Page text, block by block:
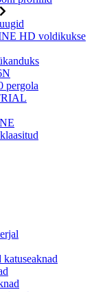
HD voldikukse
pergola
katuseaknad